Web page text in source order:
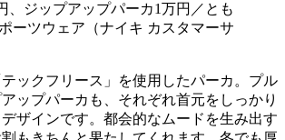
、ジップアップパーカ1万円／とも
ーツウェア（ナイキ カスタマーサ
ックフリース」を使用したパーカ。プル
ップパーカも、それぞれ首元をしっかり
ザインです。都会的なムードを生み出す